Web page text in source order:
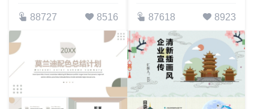
88727 8516 87618 8923